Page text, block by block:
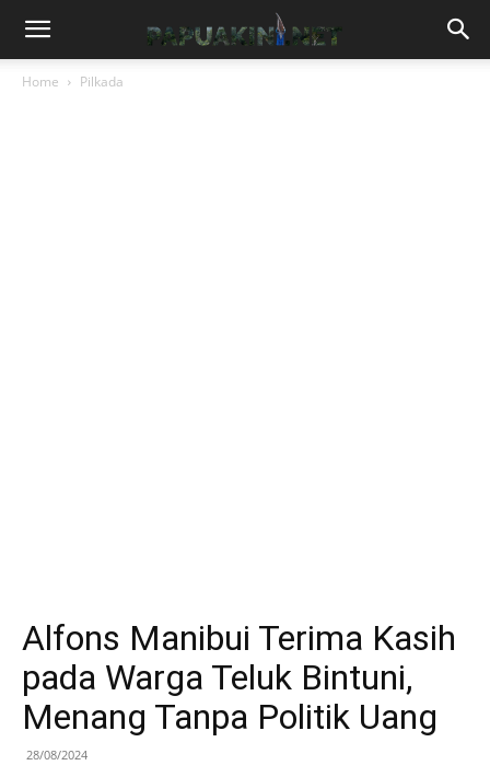
Home Pilkada
Alfons Manibui Terima Kasih
pada Warga Teluk Bintuni,
Menang Tanpa Politik Uang
28/08/2024